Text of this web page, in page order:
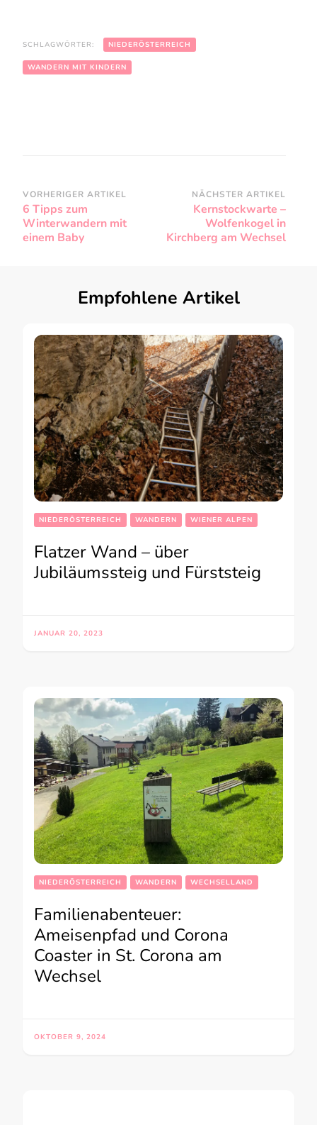
SCHLAGWÖRTER: NIEDERÖSTERREICH
WANDERN MIT KINDERN
Beitragsnavigation
VORHERIGER ARTIKEL
6 Tipps zum
Winterwandern mit
einem Baby
NÄCHSTER ARTIKEL
Kernstockwarte –
Wolfenkogel in
Kirchberg am Wechsel
Empfohlene Artikel
NIEDERÖSTERREICH WANDERN WIENER ALPEN
Flatzer Wand – über
Jubiläumssteig und Fürststeig
JANUAR 20, 2023
NIEDERÖSTERREICH WANDERN WECHSELLAND
Familienabenteuer:
Ameisenpfad und Corona
Coaster in St. Corona am
Wechsel
OKTOBER 9, 2024